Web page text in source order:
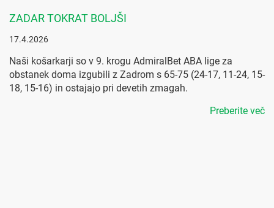
ZADAR TOKRAT BOLJŠI
17.4.2026
Naši košarkarji so v 9. krogu AdmiralBet ABA lige za
obstanek doma izgubili z Zadrom s 65-75 (24-17, 11-24, 15-
18, 15-16) in ostajajo pri devetih zmagah.
Preberite več